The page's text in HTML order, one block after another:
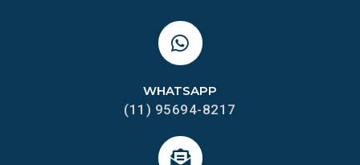
WHATSAPP
(11) 95694-8217